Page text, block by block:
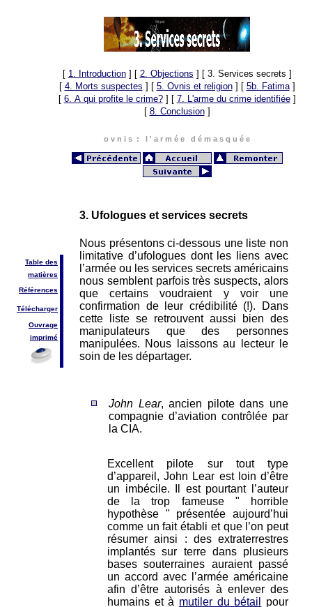
[ 1. Introduction] [ 2. Objections ] [ 3. Services secrets ]
[ 4. Morts suspectes ] [ 5. Ovnis et religion] [ 5b. Fatima]
[ 6. A qui profite le crime?] [ 7. L'arme du crime identifiée]
[ 8. Conclusion]
o v n i s : l ' a r m é e d é m a s q u é e
Table des
matières
Références
Télécharger
Ouvrage
imprimé
3. Ufologues et services secrets
Nous présentons ci-dessous une liste non
limitative d’ufologues dont les liens avec
l’armée ou les services secrets américains
nous semblent parfois très suspects, alors
que certains voudraient y voir une
confirmation de leur crédibilité (!). Dans
cette liste se retrouvent aussi bien des
manipulateurs que des personnes
manipulées. Nous laissons au lecteur le
soin de les départager.
John Lear, ancien pilote dans une
compagnie d’aviation contrôlée par
la CIA.
Excellent pilote sur tout type
d’appareil, John Lear est loin d’être
un imbécile. Il est pourtant l’auteur
de la trop fameuse " horrible
hypothèse " présentée aujourd’hui
comme un fait établi et que l’on peut
résumer ainsi : des extraterrestres
implantés sur terre dans plusieurs
bases souterraines auraient passé
un accord avec l’armée américaine
afin d’être autorisés à enlever des
humains et à mutiler du bétail
pour